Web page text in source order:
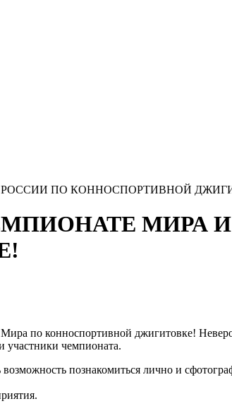
ПО КОННОСПОРТИВНОЙ
МИРА
по конноспортивной джигитовке!
участники чемпионата.
познакомиться лично и